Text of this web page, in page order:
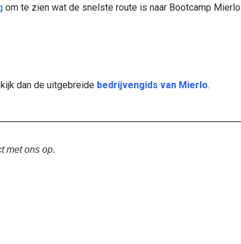
om te zien wat de snelste route is naar Bootcamp Mierlo
dan de uitgebreide bedrijvengids van Mierlo.
met ons op.